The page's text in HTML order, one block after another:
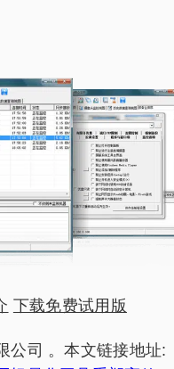
下载免费试用版
公司 。本文链接地址: